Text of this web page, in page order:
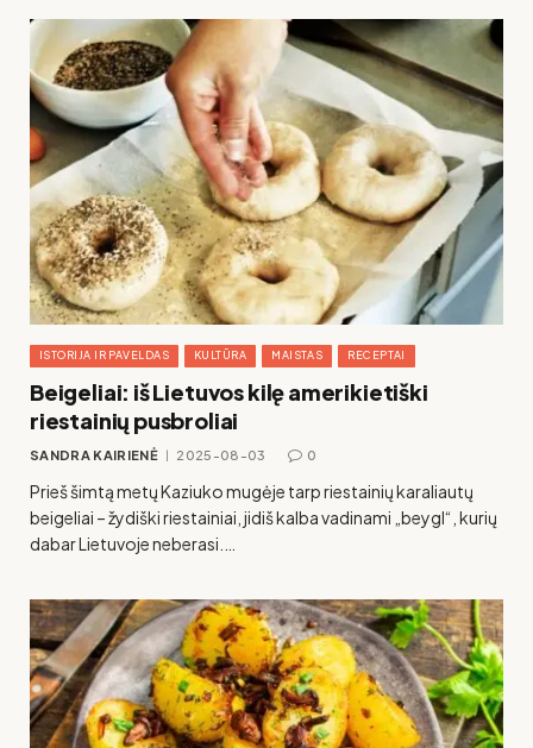
ISTORIJA IR PAVELDAS KULTŪRA MAISTAS RECEPTAI
Beigeliai: iš Lietuvos kilę amerikietiški
riestainių pusbroliai
SANDRA KAIRIENĖ 2025-08-03 0
Prieš šimtą metų Kaziuko mugėje tarp riestainių karaliautų
beigeliai – žydiški riestainiai, jidiš kalba vadinami „beygl“, kurių
dabar Lietuvoje neberasi.…